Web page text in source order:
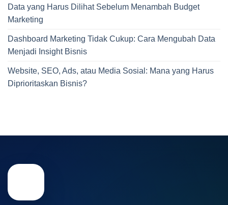
Data yang Harus Dilihat Sebelum Menambah Budget
Marketing
Dashboard Marketing Tidak Cukup: Cara Mengubah Data
Menjadi Insight Bisnis
Website, SEO, Ads, atau Media Sosial: Mana yang Harus
Diprioritaskan Bisnis?